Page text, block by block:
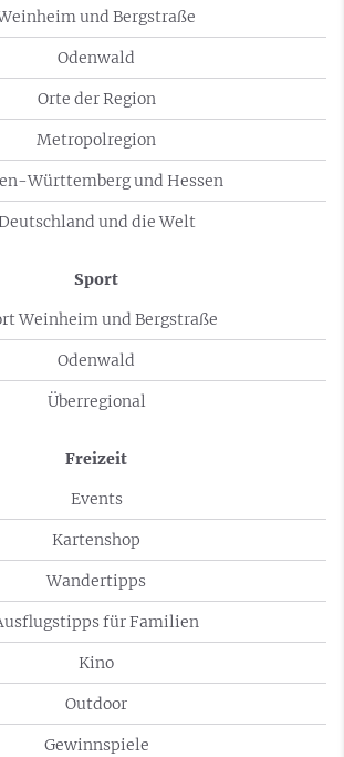
und Bergstraße
Odenwald
Orte der Region
Metropolregion
Württemberg und Hessen
und die Welt
Sport
Weinheim und Bergstraße
Odenwald
Überregional
Freizeit
Events
Kartenshop
Wandertipps
für Familien
Kino
Outdoor
Gewinnspiele